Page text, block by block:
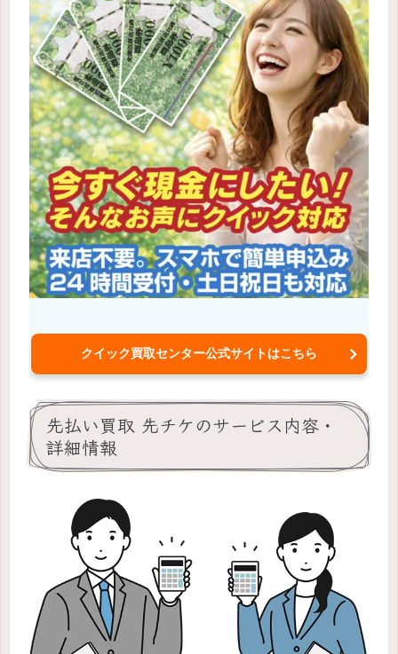
クイック買取センター公式サイトはこちら
先払い買取 先チケのサービス内容・
詳細情報